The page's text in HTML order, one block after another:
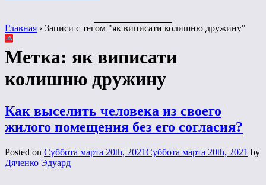
Главная › Записи с тегом "як виписати колишню дружину"
Метка: як виписати
колишню дружину
Как выселить человека из своего
жилого помещения без его согласия?
Posted on Суббота марта 20th, 2021Суббота марта 20th, 2021 by
Дяченко Эдуард